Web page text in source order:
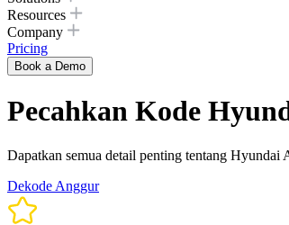
Resources
Company
Pricing
Book a Demo
Pecahkan Kode
Dapatkan semua detail penting tentang
Dekode Anggur